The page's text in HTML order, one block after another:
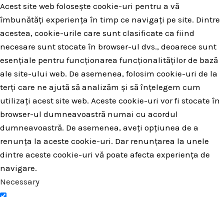
Acest site web folosește cookie-uri pentru a vă
îmbunătăți experiența în timp ce navigați pe site. Dintre
acestea, cookie-urile care sunt clasificate ca fiind
necesare sunt stocate în browser-ul dvs., deoarece sunt
esențiale pentru funcționarea funcționalităților de bază
ale site-ului web. De asemenea, folosim cookie-uri de la
terți care ne ajută să analizăm și să înțelegem cum
utilizați acest site web. Aceste cookie-uri vor fi stocate în
browser-ul dumneavoastră numai cu acordul
dumneavoastră. De asemenea, aveți opțiunea de a
renunța la aceste cookie-uri. Dar renunțarea la unele
dintre aceste cookie-uri vă poate afecta experiența de
navigare.
Necessary